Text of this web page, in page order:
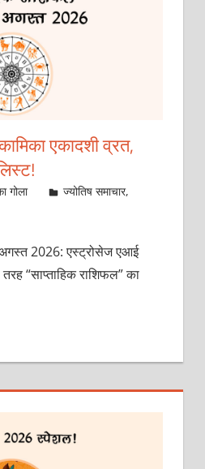
एकादशी व्रत,
गोला ज्योतिष समाचार,
2026: एस्ट्रोसेज एआई
“साप्ताहिक राशिफल” का